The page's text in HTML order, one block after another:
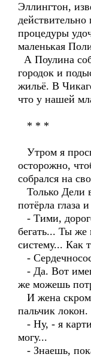
Эллингтон,
процедуры
маленькая
А Поулина
городок и
жильё. В
что у нашей
* * *
Утром я
осторожно,
собрался на
Только Дели
потёрла глаза
- Тими,
бегать... Ты
систему... Как
-
- Да. Вот
же можешь
И жена
пальчик локон.
- Ну, - я
могу...
- Знаешь,